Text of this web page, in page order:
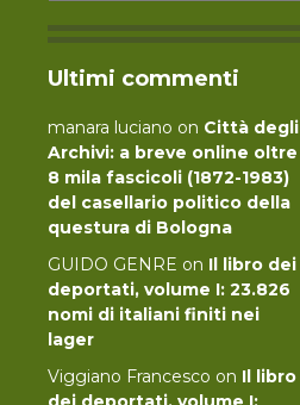
Ultimi commenti
manara luciano on Città degli
Archivi: a breve online oltre
8 mila fascicoli (1872-1983)
del casellario politico della
questura di Bologna
GUIDO GENRE on Il libro dei
deportati, volume I: 23.826
nomi di italiani finiti nei
lager
Viggiano Francesco on Il libro